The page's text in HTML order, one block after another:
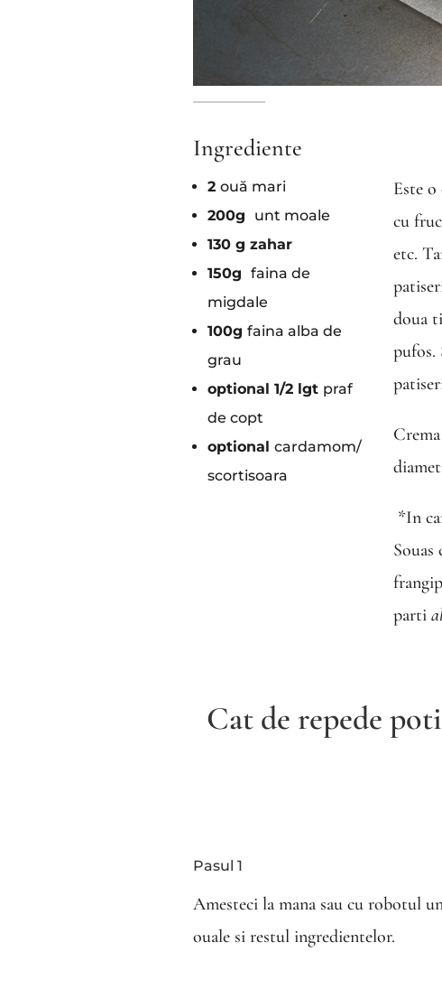
Ingrediente
2 ouă mari
200g unt moale
130 g zahar
150g faina de
migdale
100g faina alba de
grau
optional 1/2 lgt praf
de copt
optional cardamom/
scortisoara
Este
cu
etc.
doua
pufos.
*In
parti
Cat de repede
Pasul 1
Amesteci la mana sau cu robotul
ouale si restul ingredientelor.